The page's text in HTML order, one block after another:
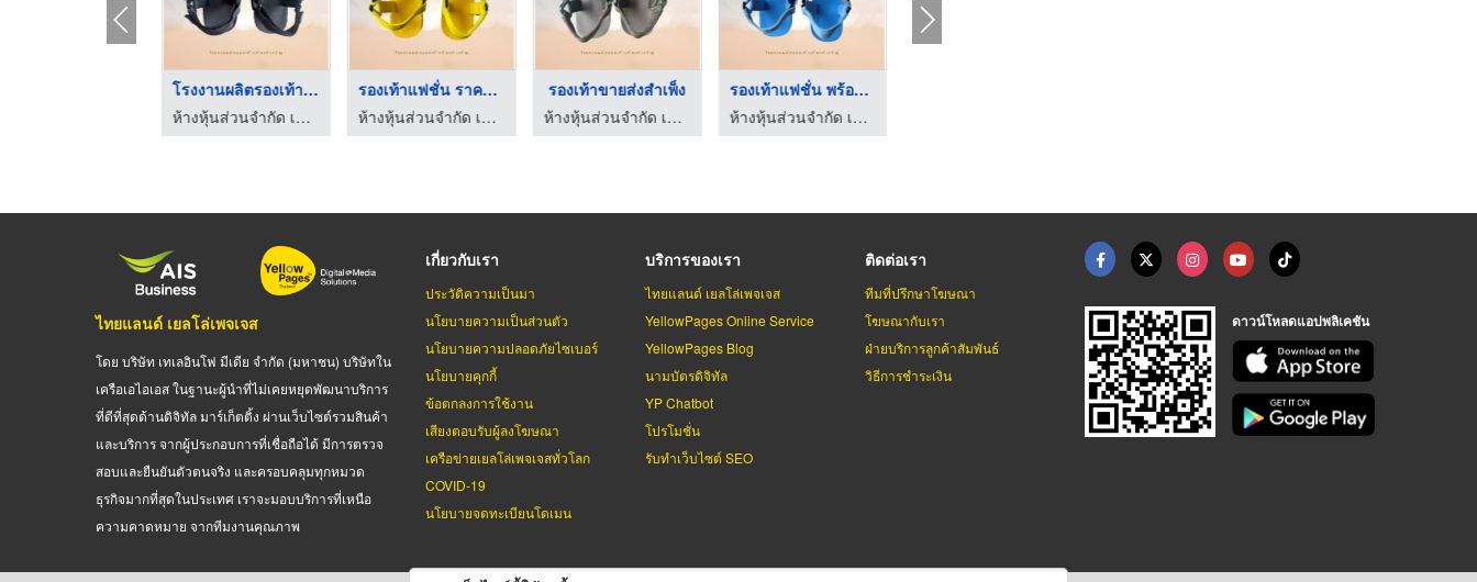
โรงงานผลิตรองเท้า สม ...
ห้างหุ้นส่วนจำกัด เกียรติเจริญชูส์
รองเท้าแฟชั่น ราคาถู ...
ห้างหุ้นส่วนจำกัด เกียรติเจริญชูส์
รองเท้าขายส่งสำเพ็ง
ห้างหุ้นส่วนจำกัด เกียรติเจริญชูส์
รองเท้าแฟชั่น พร้อมส ...
ห้างหุ้นส่วนจำกัด เกียรติเจริญชูส์
ไทยแลนด์ เยลโล่เพจเจส
โดย บริษัท เทเลอินโฟ มีเดีย จำกัด (มหาชน) บริษัทใน
เครือเอไอเอส ในฐานะผู้นำที่ไม่เคยหยุดพัฒนาบริการ
ที่ดีที่สุดด้านดิจิทัล มาร์เก็ตติ้ง ผ่านเว็บไซต์รวมสินค้า
และบริการ จากผู้ประกอบการที่เชื่อถือได้ มีการตรวจ
สอบและยืนยันตัวตนจริง และครอบคลุมทุกหมวด
ธุรกิจมากที่สุดในประเทศ เราจะมอบบริการที่เหนือ
ความคาดหมาย จากทีมงานคุณภาพ
เกี่ยวกับเรา
ประวัติความเป็นมา
นโยบายความเป็นส่วนตัว
นโยบายความปลอดภัยไซเบอร์
นโยบายคุกกี้
ข้อตกลงการใช้งาน
เสียงตอบรับผู้ลงโฆษณา
เครือข่ายเยลโล่เพจเจสทั่วโลก
COVID-19
นโยบายจดทะเบียนโดเมน
บริการของเรา
ไทยแลนด์ เยลโล่เพจเจส
YellowPages Online Service
YellowPages Blog
นามบัตรดิจิทัล
YP Chatbot
โปรโมชั่น
รับทำเว็บไซต์ SEO
ติดต่อเรา
ทีมที่ปรึกษาโฆษณา
โฆษณากับเรา
ฝ่ายบริการลูกค้าสัมพันธ์
วิธีการชำระเงิน
ดาวน์โหลดแอปพลิเคชัน